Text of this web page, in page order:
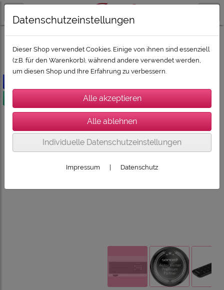
SUPER-DEALZ 2026 SUPER-DEALZ 2026: Boxen und HiFi
Datenschutzeinstellungen
Dieser Shop verwendet Cookies. Einige von ihnen sind essenziell
(z.B. für den Warenkorb), während andere verwendet werden,
um diesen Shop und Ihre Erfahrung zu verbessern.
Individuelle Datenschutzeinstellungen
Impressum Datenschutz